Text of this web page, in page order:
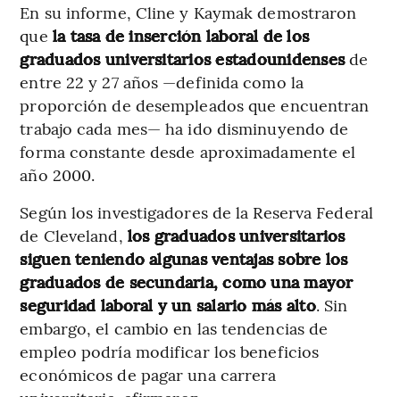
En su informe, Cline y Kaymak demostraron
que la tasa de inserción laboral de los
graduados universitarios estadounidensesde
entre 22 y 27 años —definida como la
proporción de desempleados que encuentran
trabajo cada mes— ha ido disminuyendo de
forma constante desde aproximadamente el
año 2000.
Según los investigadores de la Reserva Federal
de Cleveland, los graduados universitarios
siguen teniendo algunas ventajas sobre los
graduados de secundaria, como una mayor
seguridad laboral y un salario más alto. Sin
embargo, el cambio en las tendencias de
empleo podría modificar los beneficios
económicos de pagar una carrera